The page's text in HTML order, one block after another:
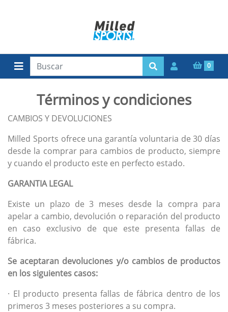
0
Términos y condiciones
CAMBIOS Y DEVOLUCIONES
Milled Sports ofrece una garantía voluntaria de 30 días
desde la comprar para cambios de producto, siempre
y cuando el producto este en perfecto estado.
GARANTIA LEGAL
Existe un plazo de 3 meses desde la compra para
apelar a cambio, devolución o reparación del producto
en caso exclusivo de que este presenta fallas de
fábrica.
Se aceptaran devoluciones y/o cambios de productos
en los siguientes casos:
· El producto presenta fallas de fábrica dentro de los
primeros 3 meses posteriores a su compra.